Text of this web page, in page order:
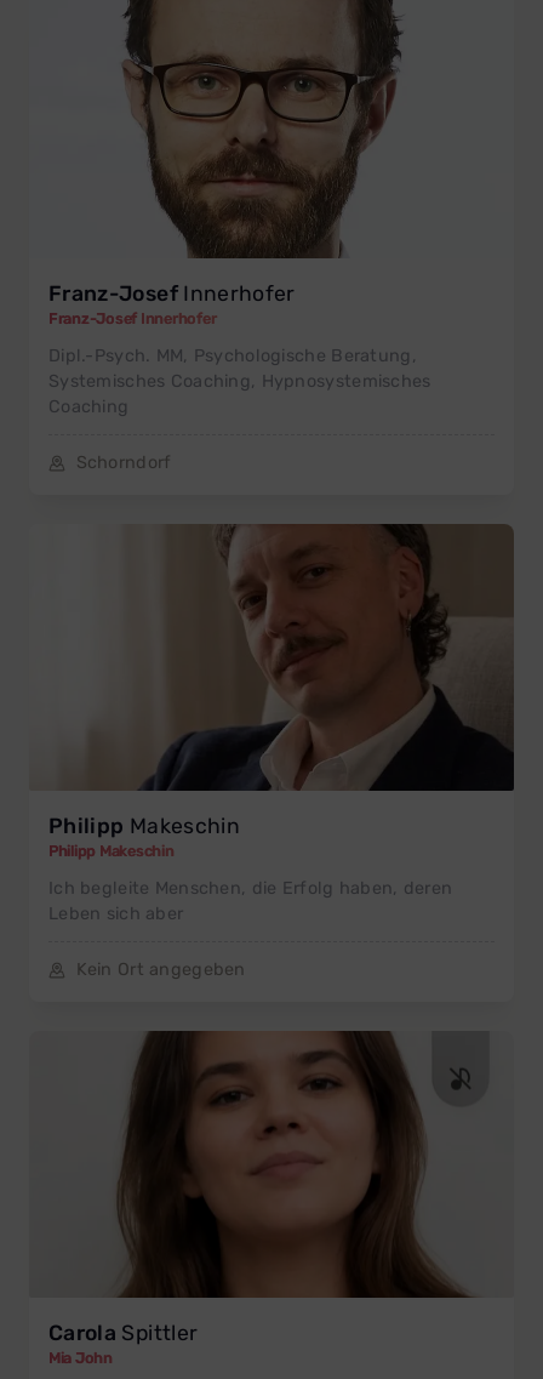
Franz-JosefInnerhofer
Franz-Josef Innerhofer
Dipl.-Psych. MM, Psychologische Beratung,
Systemisches Coaching, Hypnosystemisches
Coaching
Schorndorf
Philipp Makeschin
Philipp Makeschin
Ich begleite Menschen, die Erfolg haben, deren
Leben sich aber
Kein Ort angegeben
Carola Spittler
Mia John